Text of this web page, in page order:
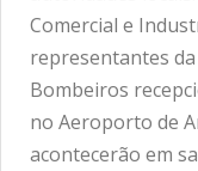
Comercial e
representantes
Bombeiros
no Aeroporto de
acontecerão em